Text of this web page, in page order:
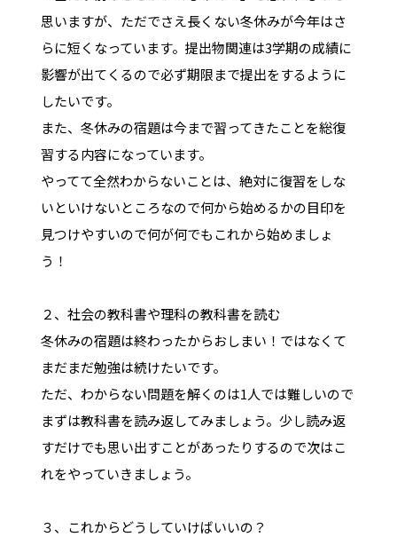
思いますが、ただでさえ長くない冬休みが今年はさ
らに短くなっています。提出物関連は3学期の成績に
影響が出てくるので必ず期限まで提出をするように
したいです。
また、冬休みの宿題は今まで習ってきたことを総復
習する内容になっています。
やってて全然わからないことは、絶対に復習をしな
いといけないところなので何から始めるかの目印を
見つけやすいので何が何でもこれから始めましょ
う！
２、社会の教科書や理科の教科書を読む
冬休みの宿題は終わったからおしまい！ではなくて
まだまだ勉強は続けたいです。
ただ、わからない問題を解くのは1人では難しいので
まずは教科書を読み返してみましょう。少し読み返
すだけでも思い出すことがあったりするので次はこ
れをやっていきましょう。
３、これからどうしていけばいいの？